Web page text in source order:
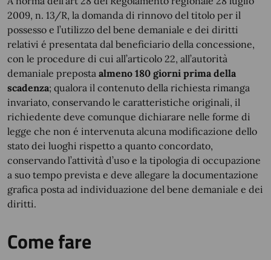
2009, n. 13/R, la domanda di rinnovo del titolo per il
possesso e l’utilizzo del bene demaniale e dei diritti
relativi é presentata dal beneficiario della concessione,
con le procedure di cui all’articolo 22, all’autorità
demaniale preposta almeno 180 giorni prima della
scadenza; qualora il contenuto della richiesta rimanga
invariato, conservando le caratteristiche originali, il
richiedente deve comunque dichiarare nelle forme di
legge che non é intervenuta alcuna modificazione dello
stato dei luoghi rispetto a quanto concordato,
conservando l’attività d’uso e la tipologia di occupazione
a suo tempo prevista e deve allegare la documentazione
grafica posta ad individuazione del bene demaniale e dei
diritti.
Come fare